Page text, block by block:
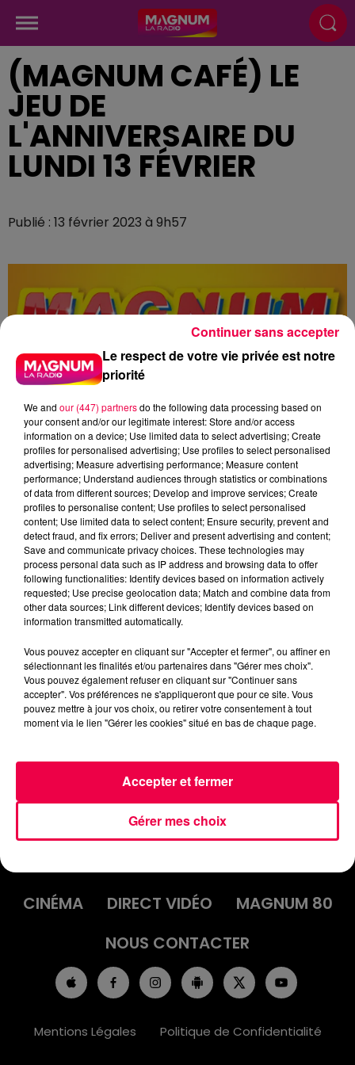
(MAGNUM CAFÉ) LE
JEU DE
L'ANNIVERSAIRE DU
LUNDI 13 FÉVRIER
Publié : 13 février 2023 à 9h57
Flash infos
Crédit :Flash infos
podcasts/2023/02/20230213-ANNIVERSAIRES.mp3
INFOS
EMISSIONS
CINÉMA
DIRECT VIDÉO
MAGNUM 80
NOUS CONTACTER
Mentions Légales Politique de Confidentialité
Le respect de votre vie privée est notre
priorité
We and our (447) partnersdo the following data processing based on
your consent and/or our legitimate interest: Store and/or access
information on a device; Use limited data to select advertising; Create
profiles for personalised advertising; Use profiles to select personalised
advertising; Measure advertising performance; Measure content
performance; Understand audiences through statistics or combinations
of data from different sources; Develop and improve services; Create
profiles to personalise content; Use profiles to select personalised
content; Use limited data to select content; Ensure security, prevent and
detect fraud, and fix errors; Deliver and present advertising and content;
Save and communicate privacy choices. These technologies may
process personal data such as IP address and browsing data to offer
following functionalities: Identify devices based on information actively
requested; Use precise geolocation data; Match and combine data from
other data sources; Link different devices; Identify devices based on
information transmitted automatically.
Vous pouvez accepter en cliquant sur "Accepter et fermer", ou affiner en
sélectionnant les finalités et/ou partenaires dans "Gérer mes choix".
Vous pouvez également refuser en cliquant sur "Continuer sans
accepter". Vos préférences ne s'appliqueront que pour ce site. Vous
pouvez mettre à jour vos choix, ou retirer votre consentement à tout
moment via le lien "Gérer les cookies" situé en bas de chaque page.
Gérer mes choix
Accepter et fermer
Continuer sans accepter